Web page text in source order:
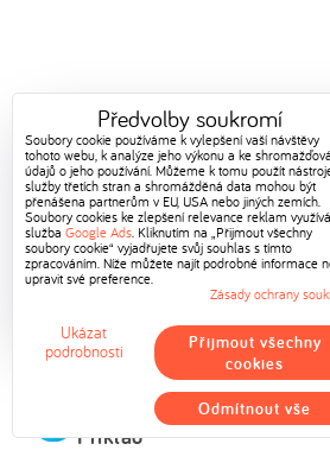
Příklad
Předvolby soukromí
Soubory cookie používáme k vylepšení vaší návštěvy
tohoto webu, k analýze jeho výkonu a ke
údajů o jeho používání. Můžeme k tomu použít
služby třetích stran a shromážděná data mohou být
přenášena partnerům v EU, USA nebo jiných zemích.
Soubory cookies ke zlepšení relevance reklam využívá
služba Google Ads. Kliknutím na „Přijmout všechny
soubory cookie“ vyjadřujete svůj souhlas s tímto
zpracováním. Níže můžete najít podrobné informace
upravit své preference.
Zásady ochrany
Ukázat
podrobnosti
Přijmout všechny
cookies
Odmítnout vše